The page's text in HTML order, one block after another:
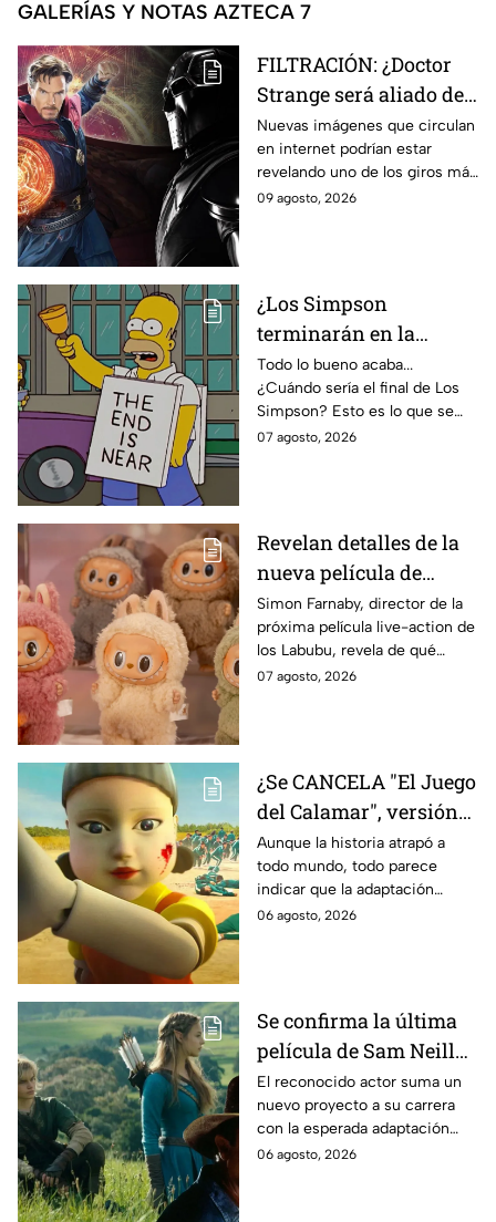
GALERÍAS Y NOTAS AZTECA 7
FILTRACIÓN: ¿Doctor
Strange será aliado de
Doctor Doom en
Avengers: Doomsday?
Esto revelan las nuevas
imágenes filtradas
Nuevas imágenes que circulan
en internet podrían estar
revelando uno de los giros más
inesperados de Doctor Strange
09 agosto, 2026
¿Los Simpson
terminarán en la
temporada 40? Actriz
de Bart Simpson da
IMPACTANTE
declaración
Todo lo bueno acaba...
¿Cuándo sería el final de Los
Simpson? Esto es lo que se
sabe:
07 agosto, 2026
Revelan detalles de la
nueva película de
Labubu: de qué tratará
y cuándo se estrena
Simon Farnaby, director de la
próxima película live-action de
los Labubu, revela de qué
tratará la cinta. Aquí te
07 agosto, 2026
¿Se CANCELA "El Juego
del Calamar", versión
Estados Unidos? Esto
es lo que se sabe al
momento
Aunque la historia atrapó a
todo mundo, todo parece
indicar que la adaptación
podría ser cancelada:
06 agosto, 2026
Se confirma la última
película de Sam Neill
antes de morir: esto es
lo que se sabe hasta
ahora
El reconocido actor suma un
nuevo proyecto a su carrera
con la esperada adaptación
cinematográfica del popular
06 agosto, 2026